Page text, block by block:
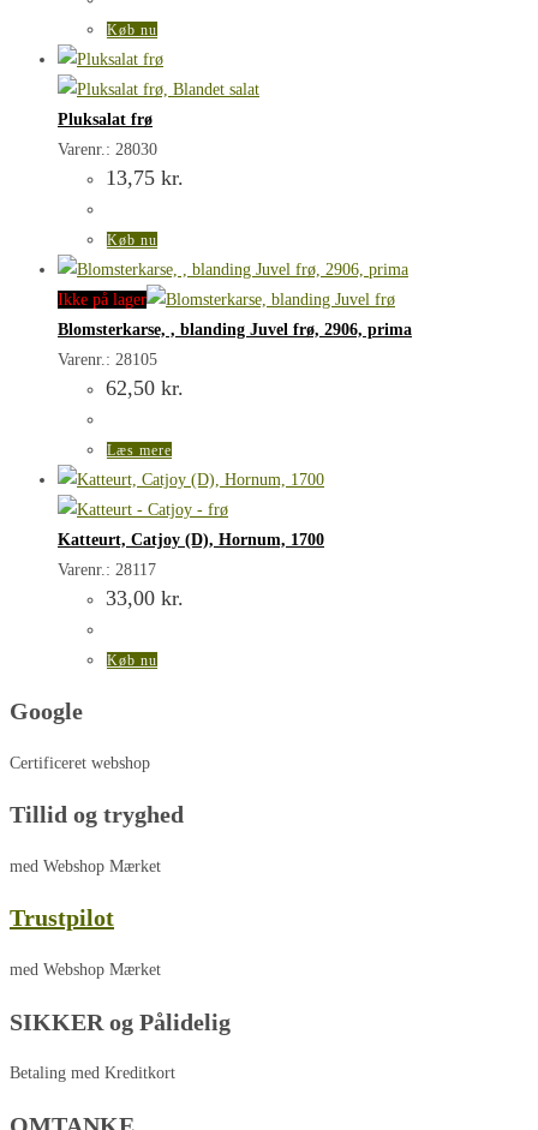
Køb nu
Pluksalat frø
Varenr.: 28030
13,75 kr.
Køb nu
Ikke på lager
Blomsterkarse, , blanding Juvel frø, 2906, prima
Varenr.: 28105
62,50 kr.
Læs mere
Katteurt, Catjoy (D), Hornum, 1700
Varenr.: 28117
33,00 kr.
Køb nu
Google
Certificeret webshop
Tillid og tryghed
med Webshop Mærket
Trustpilot
med Webshop Mærket
SIKKER og Pålidelig
Betaling med Kreditkort